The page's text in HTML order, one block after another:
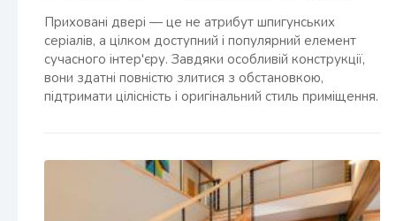
Приховані двері — це не атрибут шпигунських
серіалів, а цілком доступний і популярний елемент
сучасного інтер'єру. Завдяки особливій конструкції,
вони здатні повністю злитися з обстановкою,
підтримати цілісність і оригінальний стиль приміщення.